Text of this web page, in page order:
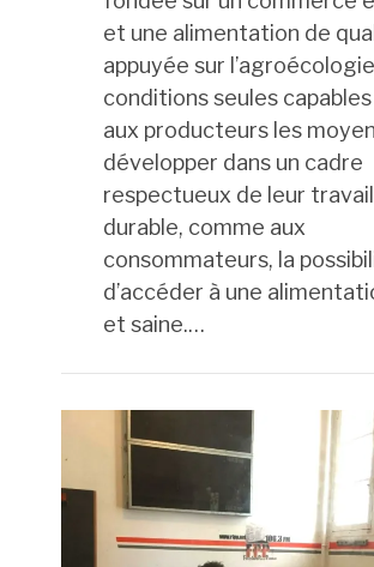
et une alimentation de
appuyée sur
conditions seules capables
aux producteurs les
développer dans un cadre
respectueux de leur
durable, comme aux
consommateurs, la
d’accéder à une
et saine.…